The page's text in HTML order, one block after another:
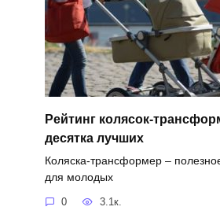
Рейтинг колясок-
десятка лучших
Коляска-трансформер –
для молодых
0 3.1к.